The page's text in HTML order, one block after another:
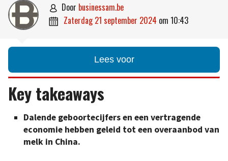
 door businessam.be
 zaterdag 21 september 2024 om 10:43
Lees voor
Key takeaways
Dalende geboortecijfers en een vertragende
economie hebben geleid tot een overaanbod van
melk in China.